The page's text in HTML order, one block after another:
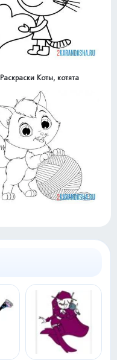
Раскраски Коты, котята